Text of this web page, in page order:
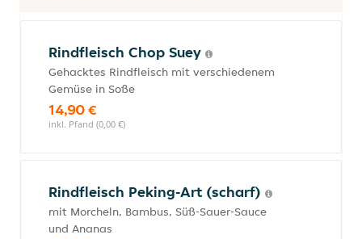
Rindfleisch Chop Suey
Gehacktes Rindfleisch mit verschiedenem
Gemüse in Soße
14,90 €
inkl. Pfand (0,00 €)
Rindfleisch Peking-Art (scharf)
mit Morcheln, Bambus, Süß-Sauer-Sauce
und Ananas